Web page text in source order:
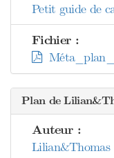
Petit guide de
Fichier :
Plan de
Auteur :
Lilian&Thomas